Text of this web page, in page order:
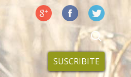
SUSCRIBITE